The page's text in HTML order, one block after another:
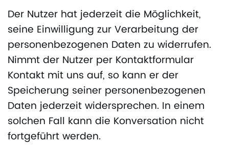
Der Nutzer hat jederzeit die Möglichkeit,
seine Einwilligung zur Verarbeitung der
personenbezogenen Daten zu widerrufen.
Nimmt der Nutzer per Kontaktformular
Kontakt mit uns auf, so kann er der
Speicherung seiner personenbezogenen
Daten jederzeit widersprechen. In einem
solchen Fall kann die Konversation nicht
fortgeführt werden.